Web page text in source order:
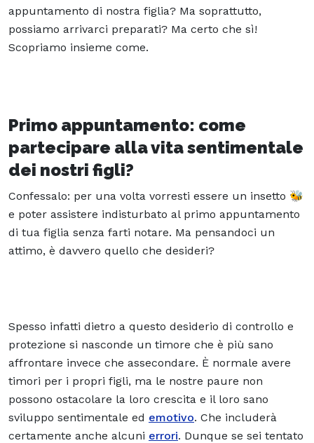
appuntamento di nostra figlia? Ma soprattutto,
possiamo arrivarci preparati? Ma certo che sì!
Scopriamo insieme come.
Primo appuntamento: come
partecipare alla vita sentimentale
dei nostri figli?
Confessalo: per una volta vorresti essere un insetto 🐝
e poter assistere indisturbato al primo appuntamento
di tua figlia senza farti notare. Ma pensandoci un
attimo, è davvero quello che desideri?
Spesso infatti dietro a questo desiderio di controllo e
protezione si nasconde un timore che è più sano
affrontare invece che assecondare. È normale avere
timori per i propri figli, ma le nostre paure non
possono ostacolare la loro crescita e il loro sano
sviluppo sentimentale ed emotivo. Che includerà
certamente anche alcuni errori. Dunque se sei tentato